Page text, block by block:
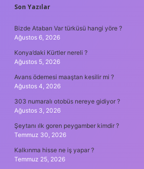
SIDEBAR
Son Yazılar
Bizde Atabarı Var türküsü hangi yöre ?
Ağustos 6, 2026
Konya’daki Kürtler nereli ?
Ağustos 5, 2026
Avans ödemesi maaştan kesilir mi ?
Ağustos 4, 2026
303 numaralı otobüs nereye gidiyor ?
Ağustos 3, 2026
Şeytanı ılk goren peygamber kimdir ?
Temmuz 30, 2026
Kalkınma hisse ne iş yapar ?
Temmuz 25, 2026